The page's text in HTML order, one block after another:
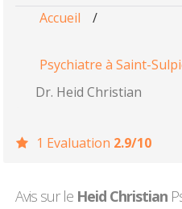
Accueil /
Psychiatre à Saint-
Dr. Heid Christian
1 Evaluation 2.9/10
Avis sur le Heid Christian